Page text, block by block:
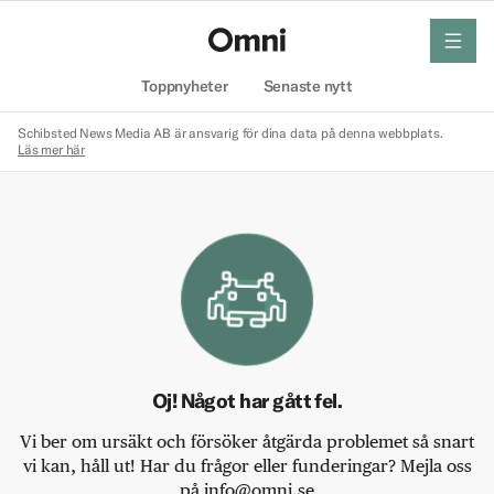
Toppnyheter Senaste nytt
meny
Schibsted News Media AB är ansvarig för dina data på denna webbplats.
Läs mer här
Oj! Något har gått fel.
Vi ber om ursäkt och försöker åtgärda problemet så snart
vi kan, håll ut! Har du frågor eller funderingar? Mejla oss